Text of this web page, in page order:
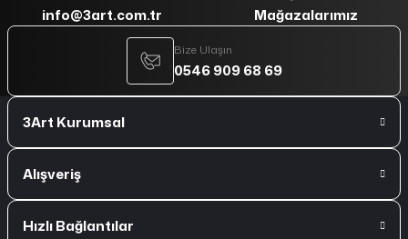
info@3art.com.tr Mağazalarımız
Bize Ulaşın
0546 909 68 69
3Art Kurumsal
Alışveriş
Hızlı Bağlantılar